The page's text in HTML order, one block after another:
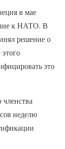
в мае
к НАТО. В
решение о
это
неделю